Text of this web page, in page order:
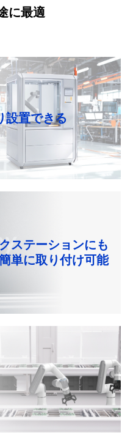
に最適
設置できる
ステーションにも
単に取り付け可能